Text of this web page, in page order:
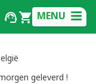
MENU
geleverd !